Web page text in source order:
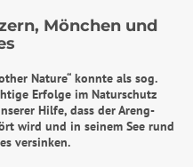
Mönchen und
Nature“ konnte als sog.
Erfolge im Naturschutz
Hilfe, dass der Areng-
wird und in seinem See rund
versinken.